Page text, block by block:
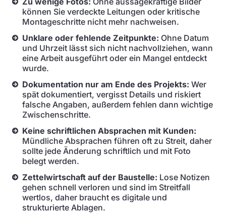
können Sie verdeckte Leitungen oder kritische
Montageschritte nicht mehr nachweisen.
Unklare oder fehlende Zeitpunkte: Ohne Datum
und Uhrzeit lässt sich nicht nachvollziehen, wann
eine Arbeit ausgeführt oder ein Mangel entdeckt
wurde.
Dokumentation nur am Ende des Projekts: Wer
spät dokumentiert, vergisst Details und riskiert
falsche Angaben, außerdem fehlen dann wichtige
Zwischenschritte.
Keine schriftlichen Absprachen mit Kunden:
Mündliche Absprachen führen oft zu Streit, daher
sollte jede Änderung schriftlich und mit Foto
belegt werden.
Zettelwirtschaft auf der Baustelle: Lose Notizen
gehen schnell verloren und sind im Streitfall
wertlos, daher braucht es digitale und
strukturierte Ablagen.